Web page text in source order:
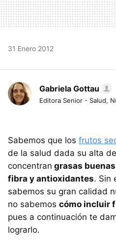
31 Enero 2012
Gabriela Gottau
Editora Senior - Salud,
Sabemos que los frutos
de la salud dada su alta
concentran grasas
fibra y antioxidantes. Sin
sabemos su gran calidad
no sabemos cómo incluir
pues a continuación te
lograrlo.